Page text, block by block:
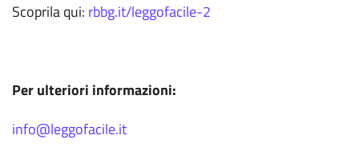
Scoprila qui: rbbg.it/leggofacile-2
Per ulteriori informazioni:
info@leggofacile.it